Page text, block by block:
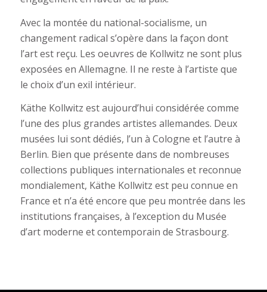
Avec la montée du national-socialisme, un
changement radical s’opère dans la façon dont
l’art est reçu. Les oeuvres de Kollwitz ne sont plus
exposées en Allemagne. Il ne reste à l’artiste que
le choix d’un exil intérieur.
Käthe Kollwitz est aujourd’hui considérée comme
l’une des plus grandes artistes allemandes. Deux
musées lui sont dédiés, l’un à Cologne et l’autre à
Berlin. Bien que présente dans de nombreuses
collections publiques internationales et reconnue
mondialement, Käthe Kollwitz est peu connue en
France et n’a été encore que peu montrée dans les
institutions françaises, à l’exception du Musée
d’art moderne et contemporain de Strasbourg.